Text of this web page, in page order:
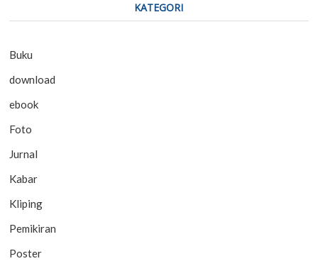
KATEGORI
Buku
download
ebook
Foto
Jurnal
Kabar
Kliping
Pemikiran
Poster